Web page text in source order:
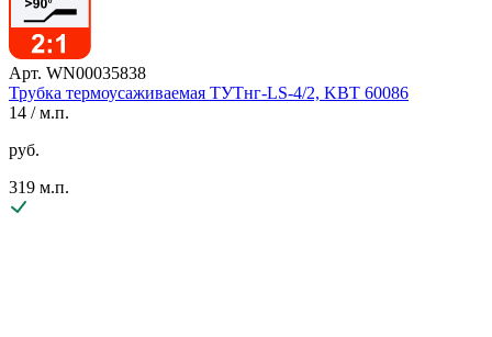
Арт. WN00035838
Трубка термоусаживаемая ТУТнг-LS-4/2, KBT 60086
14 / м.п.
руб.
319 м.п.